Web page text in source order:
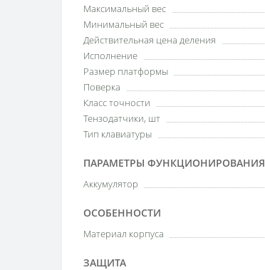
Максимальный вес
Минимальный вес
Действительная цена деления
Исполнение
Размер платформы
Поверка
Класс точности
Тензодатчики, шт
Тип клавиатуры
ПАРАМЕТРЫ ФУНКЦИОНИРОВАНИЯ
Аккумулятор
ОСОБЕННОСТИ
Материал корпуса
ЗАЩИТА